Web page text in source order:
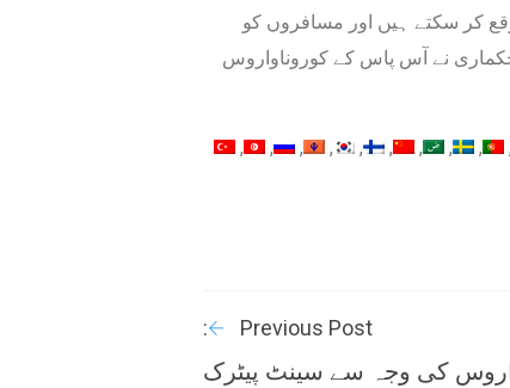
کر سکتے ہیں اور مسافروں کو
نے آس پاس کے کوروناواروس
Previous Post:
کی وجہ سے سینٹ پیٹرک